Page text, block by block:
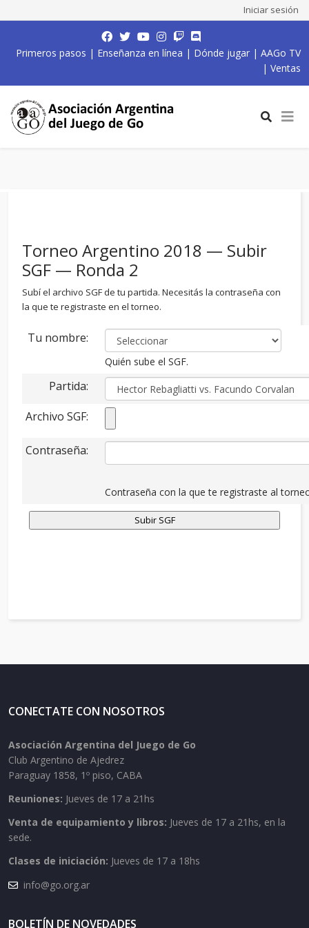
Iniciar sesión
Primeros pasos | Enseñanza en línea | Dónde jugar | AAGo TV
| Ventas
Torneo Argentino 2018 — Subir
SGF — Ronda 2
Subí el archivo SGF de tu partida. Necesitás la contraseña con
la que te registraste en el torneo.
Tu nombre:
Quién sube el SGF.
Partida:
Archivo SGF:
Contraseña:
Contraseña con la que te registraste al
CONECTATE CON NOSOTROS
Asociación Argentina del Juego de Go
Club Argentino de Ajedrez
Paraguay 1858, 1º piso, CABA
Reuniones: Jueves de 17 a 21hs
Venta de equipamiento y libros: Jueves de 17 a 21hs, en la
sede.
Clases de iniciación: Jueves de 17 a 18hs
info@go.org.ar
BOLETÍN DE NOVEDADES